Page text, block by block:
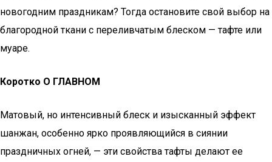
новогодним праздникам? Тогда остановите свой выбор на
благородной ткани с переливчатым блеском — тафте или
муаре.
Коротко О ГЛАВНОМ
Матовый, но интенсивный блеск и изысканный эффект
шанжан, особенно ярко проявляющийся в сиянии
праздничных огней, — эти свойства тафты делают ее